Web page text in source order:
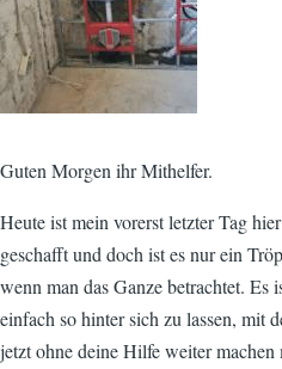
Guten Morgen ihr Mithelfer.
Heute ist mein vorerst letzter Tag
geschafft und doch ist es nur ein
wenn man das Ganze betrachtet. Es
einfach so hinter sich zu lassen, mit
jetzt ohne deine Hilfe weiter machen